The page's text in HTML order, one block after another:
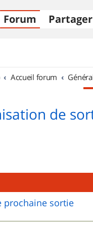
Forum Partager
Accueil forum
de
prochaine sortie